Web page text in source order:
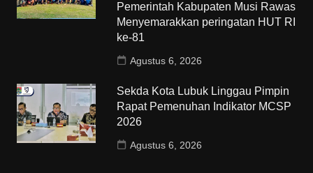
Pemerintah Kabupaten Musi Rawas
Menyemarakkan peringatan HUT RI
ke-81
Agustus 6, 2026
Sekda Kota Lubuk Linggau Pimpin
Rapat Pemenuhan Indikator MCSP
2026
Agustus 6, 2026